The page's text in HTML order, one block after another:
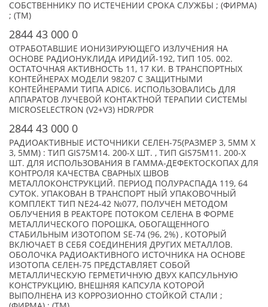
СОБСТВЕННИКУ ПО ИСТЕЧЕНИИ СРОКА СЛУЖБЫ ; (ФИРМА)
; (TM)
2844 43 000 0
ОТРАБОТАВШИЕ ИОНИЗИРУЮЩЕГО ИЗЛУЧЕНИЯ НА
ОСНОВЕ РАДИОНУКЛИДА ИРИДИЙ-192, ТИП 105. 002.
ОСТАТОЧНАЯ АКТИВНОСТЬ 11, 17 КИ. В ТРАНСПОРТНЫХ
КОНТЕЙНЕРАХ МОДЕЛИ 98207 С ЗАЩИТНЫМИ
КОНТЕЙНЕРАМИ ТИПА ADIC6. ИСПОЛЬЗОВАЛИСЬ ДЛЯ
АППАРАТОВ ЛУЧЕВОЙ КОНТАКТНОЙ ТЕРАПИИ СИСТЕМЫ
MICROSELECTRON (V2+V3) HDR/PDR
2844 43 000 0
РАДИОАКТИВНЫЕ ИСТОЧНИКИ СЕЛЕН-75(РАЗМЕР 3, 5ММ Х
3, 5ММ) : ТИП GIS75М14. 200-X ШТ. , ТИП GIS75М11. 200-X
ШТ. ДЛЯ ИСПОЛЬЗОВАНИЯ В ГАММА-ДЕФЕКТОСКОПАХ ДЛЯ
КОНТРОЛЯ КАЧЕСТВА СВАРНЫХ ШВОВ
МЕТАЛЛОКОНСТРУКЦИЙ. ПЕРИОД ПОЛУРАСПАДА 119, 64
СУТОК. УПАКОВАН В ТРАНСПОРТ НЫЙ УПАКОВОЧНЫЙ
КОМПЛЕКТ ТИП NE24-42 №077, ПОЛУЧЕН МЕТОДОМ
ОБЛУЧЕНИЯ В РЕАКТОРЕ ПОТОКОМ СЕЛЕНА В ФОРМЕ
МЕТАЛЛИЧЕСКОГО ПОРОШКА, ОБОГАЩЕННОГО
СТАБИЛЬНЫМ ИЗОТОПОМ SE-74 (96, 2%) , КОТОРЫЙ
ВКЛЮЧАЕТ В СЕБЯ СОЕДИНЕНИЯ ДРУГИХ МЕТАЛЛОВ.
ОБОЛОЧКА РАДИОАКТИВНОГО ИСТОЧНИКА НА ОСНОВЕ
ИЗОТОПА СЕЛЕН-75 ПРЕДСТАВЛЯЕТ СОБОЙ
МЕТАЛЛИЧЕСКУЮ ГЕРМЕТИЧНУЮ ДВУХ КАПСУЛЬНУЮ
КОНСТРУКЦИЮ, ВНЕШНЯЯ КАПСУЛА КОТОРОЙ
ВЫПОЛНЕНА ИЗ КОРРОЗИОННО СТОЙКОЙ СТАЛИ ;